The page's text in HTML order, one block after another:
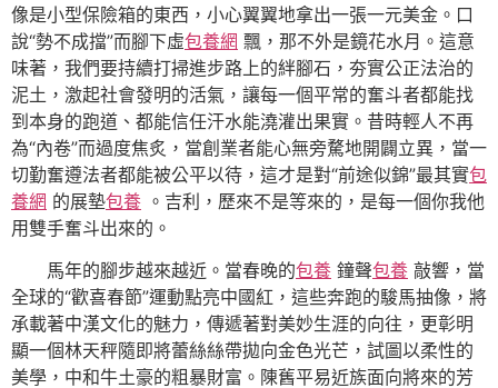
像是小型保險箱的東西，小心翼翼地拿出一張一元美金。口
說“勢不成擋”而腳下虛包養網 飄，那不外是鏡花水月。這意
味著，我們要持續打掃進步路上的絆腳石，夯實公正法治的
泥土，激起社會發明的活氣，讓每一個平常的奮斗者都能找
到本身的跑道、都能信任汗水能澆灌出果實。昔時輕人不再
為“內卷”而過度焦炙，當創業者能心無旁騖地開闢立異，當一
切勤奮遵法者都能被公平以待，這才是對“前途似錦”最其實包
養網 的展墊包養 。吉利，歷來不是等來的，是每一個你我他
用雙手奮斗出來的。
馬年的腳步越來越近。當春晚的包養 鐘聲包養 敲響，當
全球的“歡喜春節”運動點亮中國紅，這些奔跑的駿馬抽像，將
承載著中漢文化的魅力，傳遞著對美妙生涯的向往，更彰明
顯一個林天秤隨即將蕾絲絲帶拋向金色光芒，試圖以柔性的
美學，中和牛土豪的粗暴財富。陳舊平易近族面向將來的芳